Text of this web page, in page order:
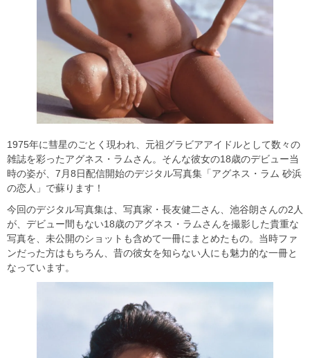
1975年に彗星のごとく現われ、元祖グラビアアイドルとして数々の
雑誌を彩ったアグネス・ラムさん。そんな彼女の18歳のデビュー当
時の姿が、7月8日配信開始のデジタル写真集「アグネス・ラム 砂浜
の恋人」で蘇ります！
今回のデジタル写真集は、写真家・長友健二さん、池谷朗さんの2人
が、デビュー間もない18歳のアグネス・ラムさんを撮影した貴重な
写真を、未公開のショットも含めて一冊にまとめたもの。当時ファ
ンだった方はもちろん、昔の彼女を知らない人にも魅力的な一冊と
なっています。